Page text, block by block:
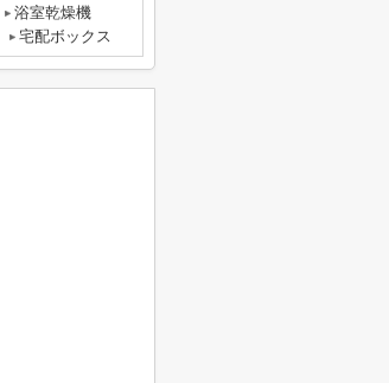
浴室乾燥機
宅配ボックス